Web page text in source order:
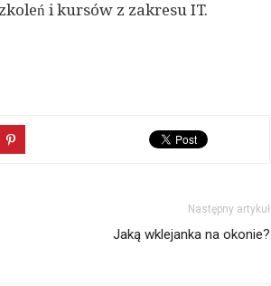
i kursów z zakresu IT.
Następny artykuł
Jaką wklejanka na okonie?